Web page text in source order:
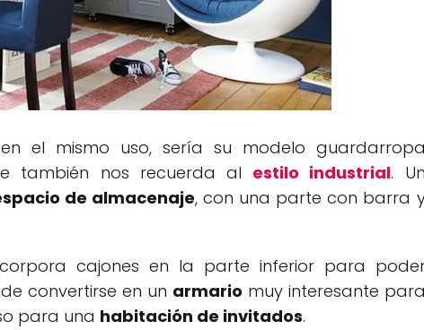
el mismo uso, sería su modelo guardarropa
también nos recuerda al estilo industrial. Un
de almacenaje, con una parte con barra
cajones en la parte inferior para
convertirse en un armario muy interesante para
para una habitación de invitados.